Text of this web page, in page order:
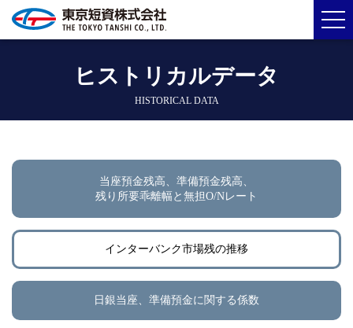
ヒストリカルデータ
HISTORICAL DATA
当座預金残高、準備預金残高、
残り所要乖離幅と無担O/Nレート
インターバンク市場残の推移
日銀当座、準備預金に関する係数